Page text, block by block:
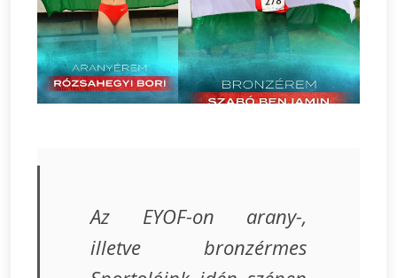
Az EYOF-on arany-,
illetve bronzérmes